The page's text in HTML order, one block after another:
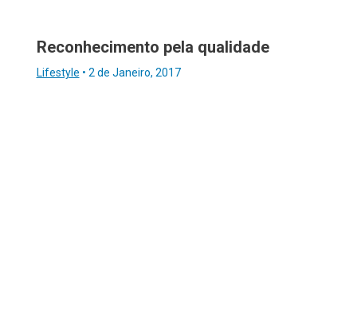
Reconhecimento pela qualidade
Lifestyle • 2 de Janeiro, 2017